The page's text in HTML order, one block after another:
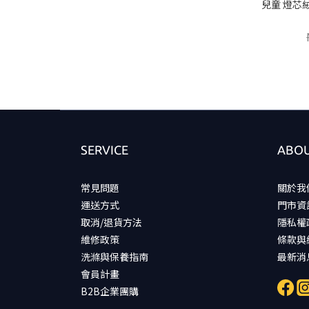
兒童 燈芯
SERVICE
常見問題
運送方式
取消/退貨方法
維修政策
洗滌與保養指南
會員計畫
B2B企業團購
關於我
門市資
隱私
條款與
最新消